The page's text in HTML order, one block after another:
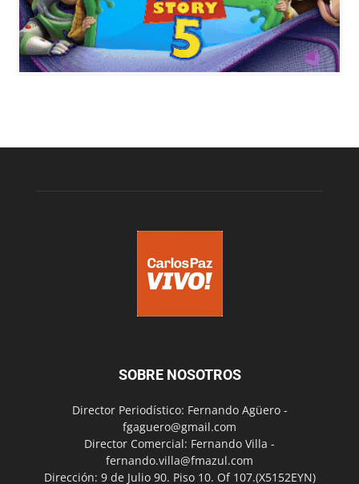
SOBRE NOSOTROS
Director Periodístico: Fernando Agüero -
fgaguero@gmail.com
Director Comercial: Fernando Villa -
fernando.villa@fmazul.com
Dirección: 9 de Julio 90. Piso 10. Of 107.(X5152EYN)